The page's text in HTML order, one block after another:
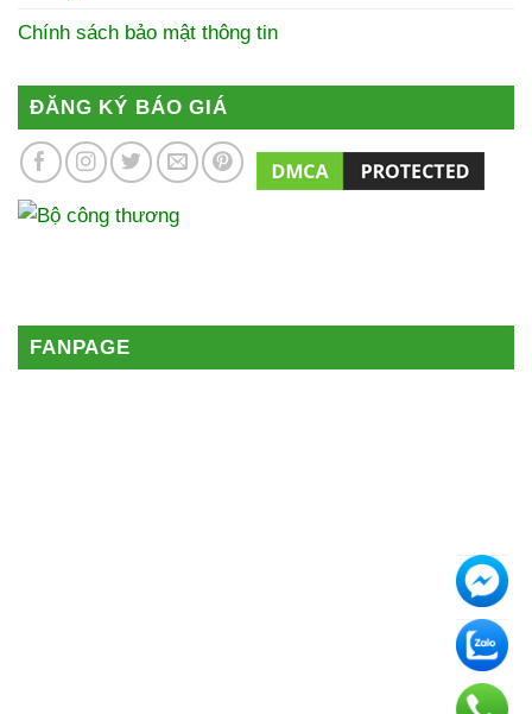
Chính sách bảo mật thông tin
ĐĂNG KÝ BÁO GIÁ
FANPAGE